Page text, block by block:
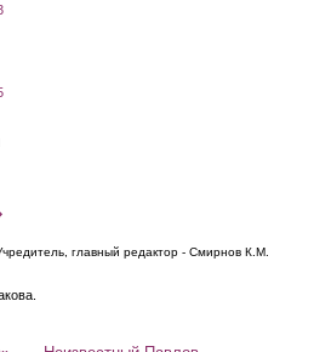
главный редактор - Смирнов К.М.